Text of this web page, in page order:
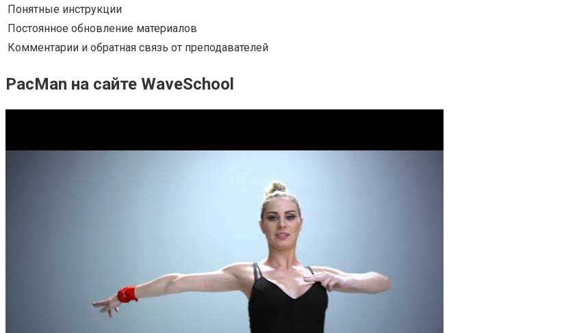
Понятные инструкции
Постоянное обновление материалов
Комментарии и обратная связь от преподавателей
PacMan на сайте WaveSchool